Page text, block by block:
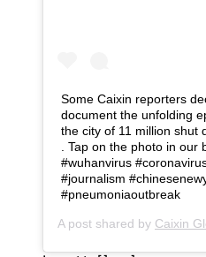
Some Caixin reporters
document the unfolding
the city of 11 million shut
. Tap on the photo in our
#wuhanvirus
#journalism
#pneumoniaoutbreak
A post shared by Caixin